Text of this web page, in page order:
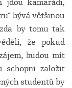
jdou kamarádi,
bývá většinou
by tomu tak
že pokud
budou mít
schopni založit
studentů by